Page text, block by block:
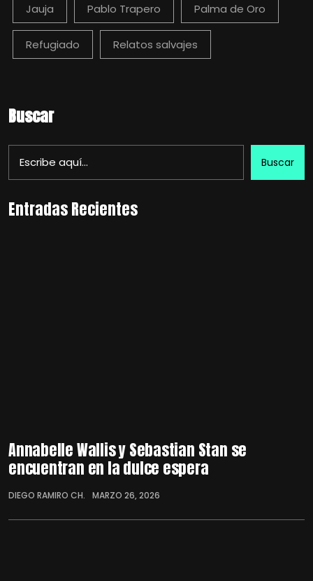
Jauja Pablo Trapero Palma de Oro
Refugiado Relatos salvajes
Buscar
Buscar
Entradas Recientes
Annabelle Wallis y Sebastian Stan se
encuentran en la dulce espera
DIEGO RAMIRO CH. MARZO 26, 2026